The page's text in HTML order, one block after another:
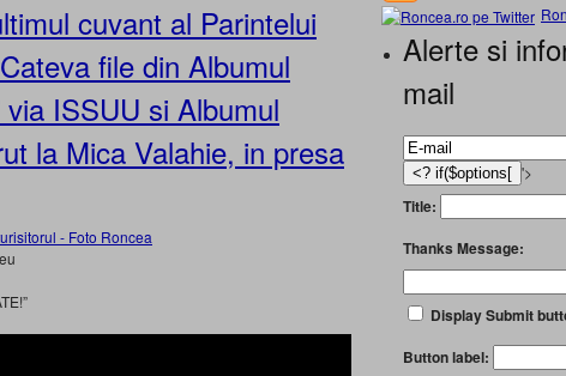
cuvant al Parintelui
file din Albumul
ISSUU si Albumul
la Mica Valahie, in presa
Alerte si
mail
'>
Title:
Thanks Message:
Display Submit
Button label: